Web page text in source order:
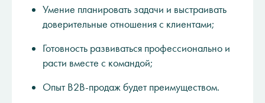
Умение планировать задачи и выстраивать
доверительные отношения с клиентами;
Готовность развиваться профессионально и
расти вместе с командой;
Опыт B2B-продаж будет преимуществом.